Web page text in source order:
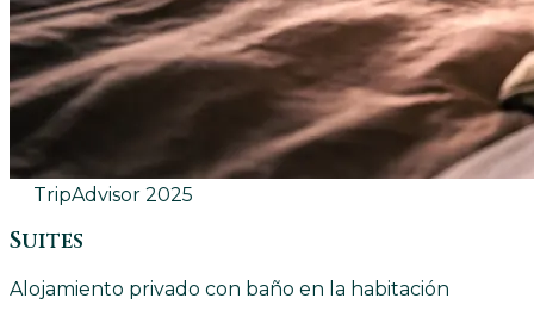
TripAdvisor 2025
Suites
Alojamiento privado con baño en la habitación